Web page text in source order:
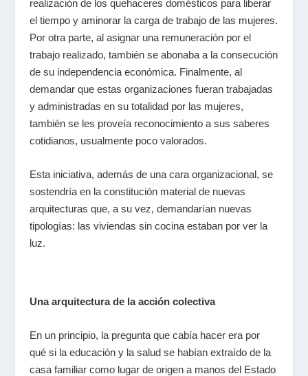
realización de los quehaceres domésticos para liberar
el tiempo y aminorar la carga de trabajo de las mujeres.
Por otra parte, al asignar una remuneración por el
trabajo realizado, también se abonaba a la consecución
de su independencia económica. Finalmente, al
demandar que estas organizaciones fueran trabajadas
y administradas en su totalidad por las mujeres,
también se les proveía reconocimiento a sus saberes
cotidianos, usualmente poco valorados.
Esta iniciativa, además de una cara organizacional, se
sostendría en la constitución material de nuevas
arquitecturas que, a su vez, demandarían nuevas
tipologías: las viviendas sin cocina estaban por ver la
luz.
Una arquitectura de la acción colectiva
En un principio, la pregunta que cabía hacer era por
qué si la educación y la salud se habían extraído de la
casa familiar como lugar de origen a manos del Estado